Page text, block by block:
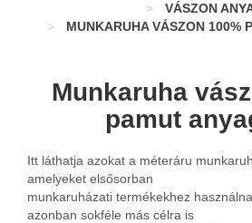
VÁSZON
MUNKARUHA VÁSZON 100%
Munkaruha
pamut
Itt láthatja azokat a méteráru
amelyeket elsősorban
munkaruházati termékekhez
azonban sokféle más célra is